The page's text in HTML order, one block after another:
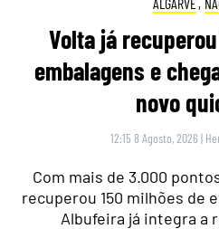
ALGARVE,
Volta já
embalagens e
novo
12:15 8 Agosto, 2026 |
Com mais de 3.000
recuperou 150 milhões de
Albufeira já integra a